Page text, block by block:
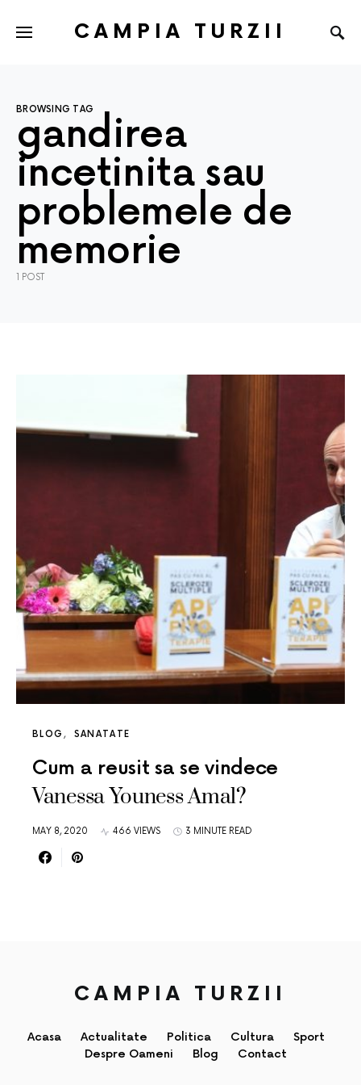
CAMPIA TURZII
BROWSING TAG
gandirea
incetinita sau
problemele de
memorie
1 POST
BLOG SANATATE
Cum a reusit sa se vindece
Vanessa Youness Amal?
MAY 8, 2020 466 VIEWS 3 MINUTE READ
CAMPIA TURZII
Acasa Actualitate Politica Cultura
Sport
Despre Oameni
Blog Contact